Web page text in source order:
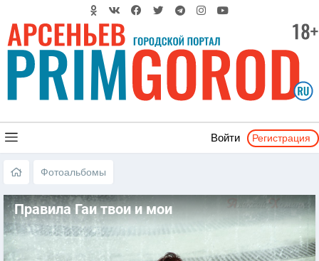
Войти Регистрация
Фотоальбомы
Правила Гаи твои и мои